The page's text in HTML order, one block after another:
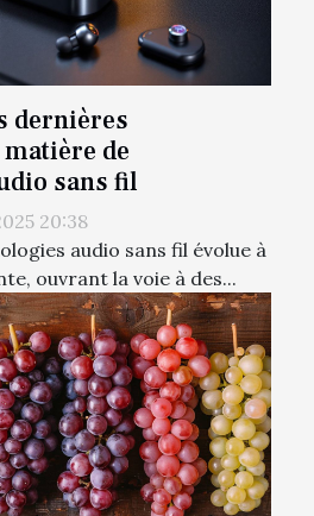
dernières
de
sans fil
20:38
audio sans fil évolue à
ouvrant la voie à des...